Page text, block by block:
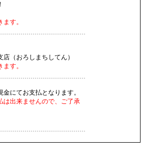
す。
（おろしまちしてん）
す。
にてお支払となります。
出来ませんので、ご了承